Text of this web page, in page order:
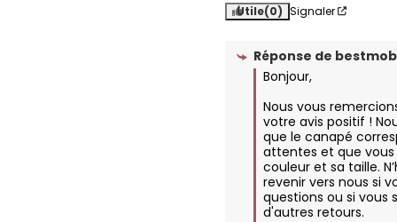
Utile(0) Signaler
Réponse de
Bonjour,
Nous vous
votre avis positif !
que le canapé
attentes et que
couleur et sa taille.
revenir vers nous si
questions ou si vous
d'autres retours.